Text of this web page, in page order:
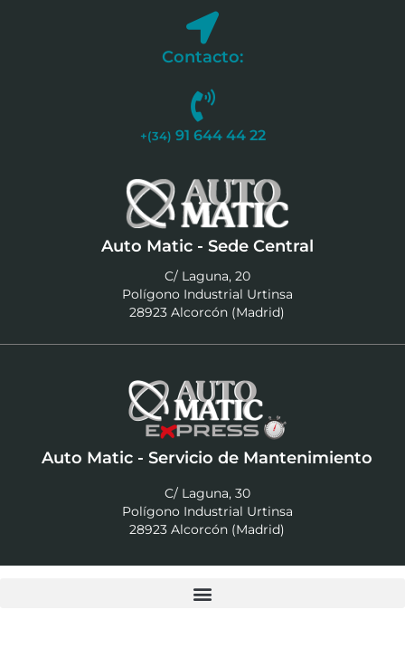
Contacto:
+(34) 91 644 44 22
Auto Matic - Sede Central
C/ Laguna, 20
Polígono Industrial Urtinsa
28923 Alcorcón (Madrid)
Auto Matic - Servicio de Mantenimiento
C/ Laguna, 30
Polígono Industrial Urtinsa
28923 Alcorcón (Madrid)